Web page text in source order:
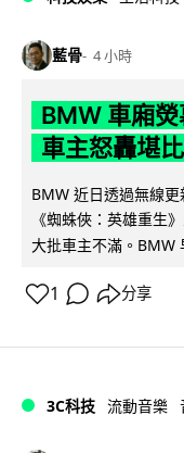
藍骨 4 小時
BMW 車廂
車主怒轟堪
BMW 近日透過無線
《蜘蛛俠：英雄重生
大批車主不滿。BMW
1 分享
3C科技 流動音樂